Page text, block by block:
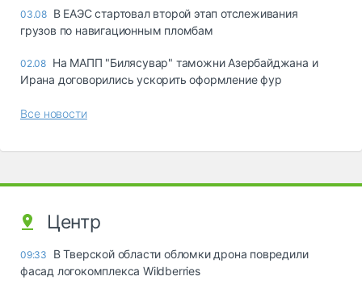
03.08 В ЕАЭС стартовал второй этап отслеживания
грузов по навигационным пломбам
02.08 На МАПП "Билясувар" таможни Азербайджана и
Ирана договорились ускорить оформление фур
Все новости
Центр
09:33
В Тверской области обломки дрона повредили
фасад логокомплекса Wildberries